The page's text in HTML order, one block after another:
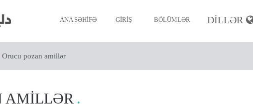
ANA SƏHIFƏ GIRIŞ BÖLÜMLƏR DILLƏR
Orucu pozan amillər
AMILLƏR